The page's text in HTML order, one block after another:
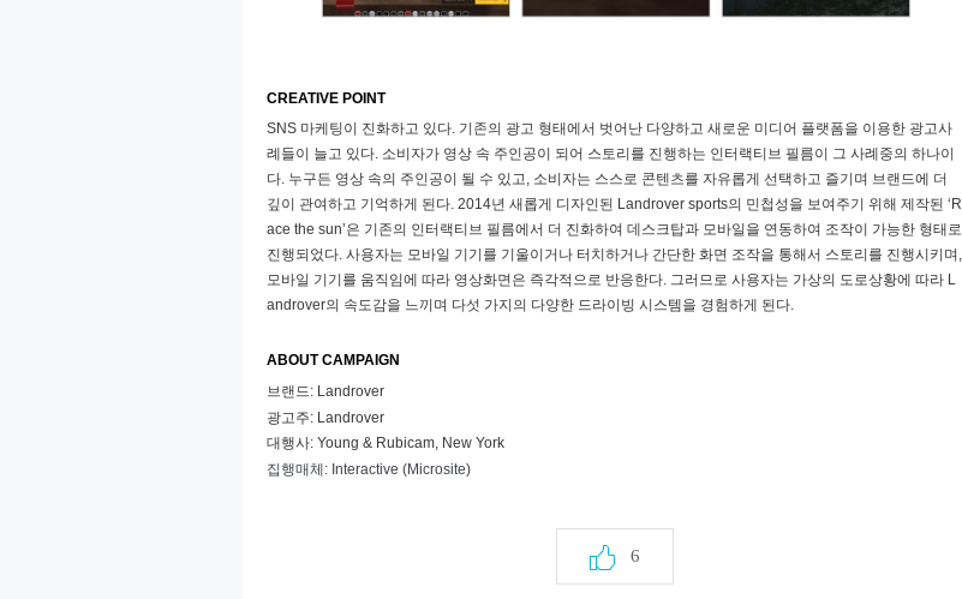
CREATIVE POINT
SNS 마케팅이 진화하고 있다 기존의 광고 형태에서 벗어난 다양하고 새로운 미디어 플랫폼을 이용한 광고사
례들이 늘고 있다 소비자가 영상 속 주인공이 되어 스토리를 진행하는 인터랙티브 필름이 그 사례중의 하나이
다 누구든 영상 속의 주인공이 될 수 있고
소비자는 스스로 콘텐츠를 자유롭게 선택하고 즐기며 브랜드에 더
깊이 관여하고 기억하게 된다 . 2014년 새롭게 디자인된 Landrover sports의 민첩성을 보여주기 위해 제작된 ‘R
ace the sun’은 기존의 인터랙티브 필름에서 더 진화하여 데스크탑과 모바일을 연동하여 조작이 가능한 형태로
진행되었다 사용자는 모바일 기기를 기울이거나 터치하거나 간단한 화면 조작을 통해서 스토리를 진행시키며
모바일 기기를 움직임에 따라 영상화면은 즉각적으로 반응한다 그러므로 사용자는 가상의 도로상황에 따라 L
androver의 속도감을 느끼며 다섯 가지의 다양한 드라이빙 시스템을 경험하게 된다
ABOUT CAMPAIGN
브랜드 : Landrover
광고주: Landrover
대행사: Young & Rubicam, New York
집행매체: Interactive (Microsite)
6